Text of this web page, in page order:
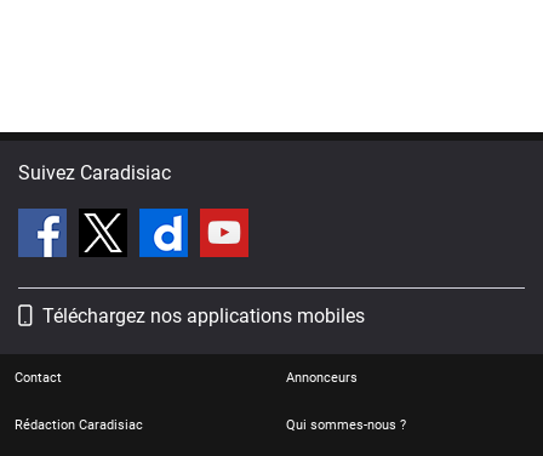
Suivez Caradisiac
Téléchargez nos applications mobiles
Contact Annonceurs
Rédaction Caradisiac Qui sommes-nous ?